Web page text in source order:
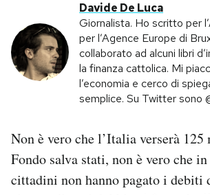
Scienza
Cultura
Economia
Media
Europa
Davide De Luca
Giornalista. Ho scritto per
per l’Agence Europe di
collaborato ad alcuni libri
la finanza cattolica. Mi
l’economia e cerco di
semplice. Su Twitter sono
Non è vero che l’Italia verserà
Fondo salva stati, non è vero che
cittadini non hanno pagato i debiti